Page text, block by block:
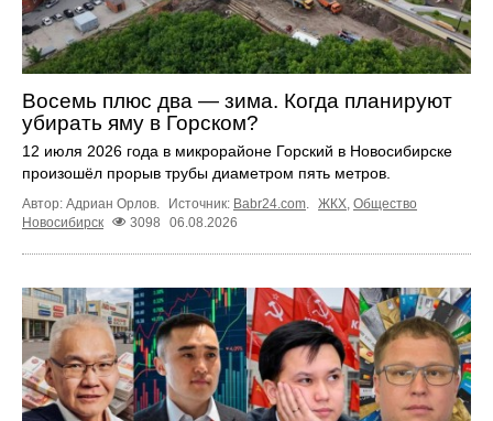
Восемь плюс два — зима. Когда планируют
убирать яму в Горском?
12 июля 2026 года в микрорайоне Горский в Новосибирске
произошёл прорыв трубы диаметром пять метров.
Автор: Адриан Орлов. Источник: Babr24.com ЖКХ Общество
Новосибирск
3098 06.08.2026